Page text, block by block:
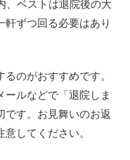
、ベストは退院後の大
ずつ回る必要はあり
のがおすすめです。
ールなどで「退院しま
です。お見舞いのお返
してください。